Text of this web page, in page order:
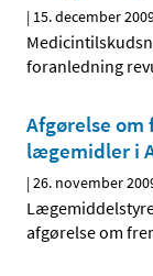
| 15. december
foranledning
Afgørelse
lægemidler i
|26. november
afgørelse om